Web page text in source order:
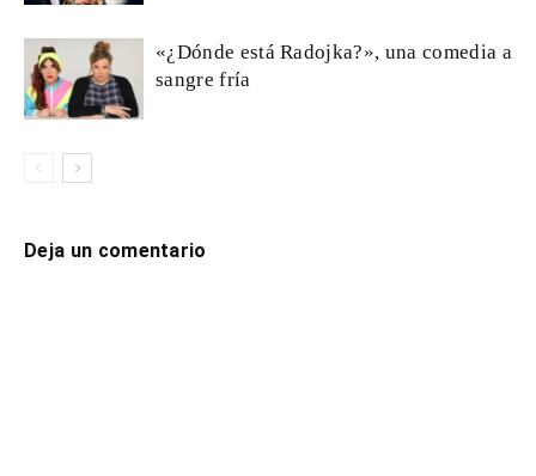
«¿Dónde está Radojka?», una comedia a
sangre fría
Deja un comentario